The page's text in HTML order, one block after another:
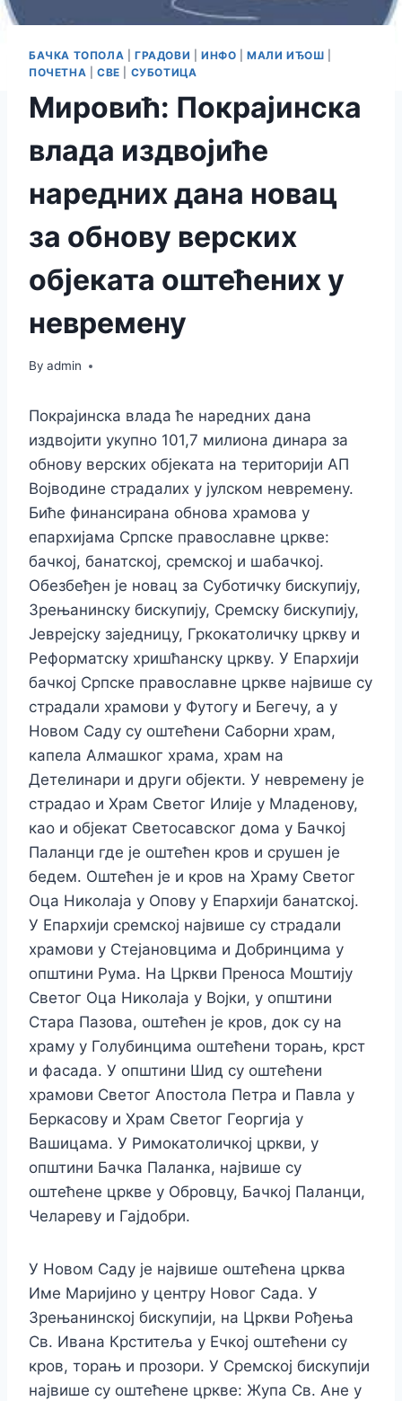
БАЧКА ТОПОЛА ГРАДОВИ ИНФО |МАЛИ ИЂОШ
ПОЧЕТНА
СВЕ СУБОТИЦА
Мировић: Покрајинска
влада издвојиће
наредних дана новац
за обнову верских
објеката оштећених у
невремену
By admin
Покрајинска влада ће наредних дана
издвојити укупно 101,7 милиона динара за
обнову верских објеката на територији АП
Војводине страдалих у јулском невремену.
Биће финансирана обнова храмова у
епархијама Српске православне цркве:
бачкој, банатској, сремској и шабачкој.
Обезбеђен је новац за Суботичку бискупију,
Зрењанинску бискупију, Сремску бискупију,
Јеврејску заједницу, Гркокатоличку цркву и
Реформатску хришћанску цркву. У Епархији
бачкој Српске православне цркве највише су
страдали храмови у Футогу и Бегечу, а у
Новом Саду су оштећени Саборни храм,
капела Алмашког храма, храм на
Детелинари и други објекти. У невремену је
страдао и Храм Светог Илије у Младенову,
као и објекат Светосавског дома у Бачкој
Палaнци где је оштећен кров и срушен је
бедем. Оштећен је и кров на Храму Светог
Оца Николаја у Опову у Епархији банатској.
У Епархији сремској највише су страдали
храмови у Стејановцима и Добринцима у
општини Рума. На Цркви Преноса Моштију
Светог Оца Николаја у Војки, у општини
Стара Пазова, оштећен је кров, док су на
храму у Голубинцима оштећени торањ, крст
и фасада. У општини Шид су оштећени
храмови Светог Апостола Петра и Павла у
Беркасову и Храм Светог Георгија у
Вашицама. У Римокатоличкој цркви, у
општини Бачка Паланка, највише су
оштећене цркве у Обровцу, Бачкој Паланци,
Челареву и Гајдобри.
У Новом Саду је највише оштећена црква
Име Маријино у центру Новог Сада. У
Зрењанинској бискупији, на Цркви Рођења
Св. Ивана Крститеља у Ечкој оштећени су
кров, торањ и прозори. У Сремској бискупији
највише су оштећене цркве: Жупа Св. Ане у